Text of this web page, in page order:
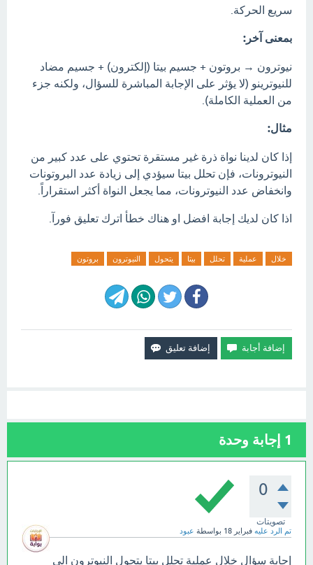
سريع الحركة.
بمعنى آخر:
نيوترون → بروتون + جسيم بيتا (إلكترون) + جسيم مضاد
للنيوترينو (لا يؤثر على الإجابة المباشرة للسؤال، ولكنه جزء
من العملية الكاملة).
مثال:
إذا كان لدينا نواة ذرة غير مستقرة تحتوي على عدد كبير من
النيوترونات، فإن تحلل بيتا سيؤدي إلى زيادة عدد البروتونات
وانخفاض عدد النيوترونات، مما يجعل النواة أكثر استقراراً.
اذا كان لديك إجابة افضل او هناك خطأ اترك تعليق فورآ.
خلال عملية تحلل بيتا يتحول النيوترون بروتون
1 إجابة وحدة
0
تصويتات
تم الرد عليه فبراير 18 بواسطة عبود
إجابة سؤال خلال عملية تحلل بيتا يتحول النيوترون الى